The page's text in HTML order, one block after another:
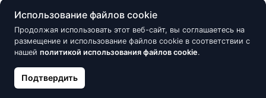
Серьги Teardrop, Volcano,
24mm
Использование файлов cookie
Продолжая использовать этот веб-сайт, вы соглашаетесь на
размещение и использование файлов cookie в соответствии с
нашей политикой использования файлов cookie.
Подтвердить